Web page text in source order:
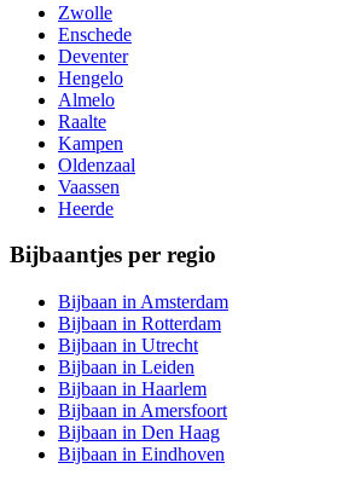
Zwolle
Enschede
Deventer
Hengelo
Almelo
Raalte
Kampen
Oldenzaal
Vaassen
Heerde
Bijbaantjes per regio
Bijbaan in Amsterdam
Bijbaan in Rotterdam
Bijbaan in Utrecht
Bijbaan in Leiden
Bijbaan in Haarlem
Bijbaan in Amersfoort
Bijbaan in Den Haag
Bijbaan in Eindhoven